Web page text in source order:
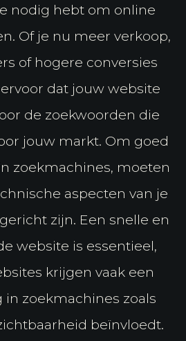
nodig hebt om online
Of je nu meer verkoop,
of hogere conversies
dat jouw website
de zoekwoorden die
jouw markt. Om goed
zoekmachines, moeten
aspecten van je
zijn. Een snelle en
website is essentieel,
krijgen vaak een
in zoekmachines zoals
beïnvloedt.